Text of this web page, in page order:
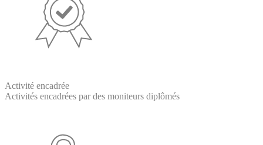
Activité encadrée
Activités encadrées par des moniteurs diplômés